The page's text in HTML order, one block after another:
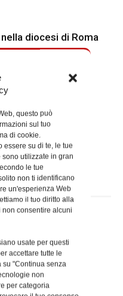
questo può
sul tuo
di cookie.
essere su di te, le tue
utilizzate in gran
le tue
non ti identificano
un'esperienza Web
il tuo diritto alla
consentire alcuni
usate per questi
accettare tutte le
su "Continua senza
non
per categoria
diocesi di Roma
degli Uffici del
il pellegrinaggio
diocesi di Roma